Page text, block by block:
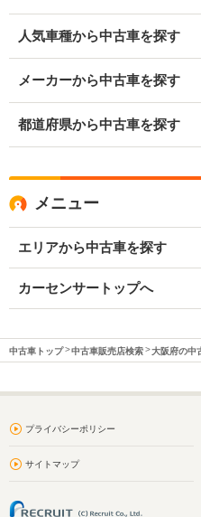
人気車種から中古車を探す
メーカーから中古車を探す
都道府県から中古車を探す
メニュー
エリアから中古車を探す
カーセンサートップへ
中古車トップ 中古車販売店検索 大阪府の中
プライバシーポリシー
サイトマップ